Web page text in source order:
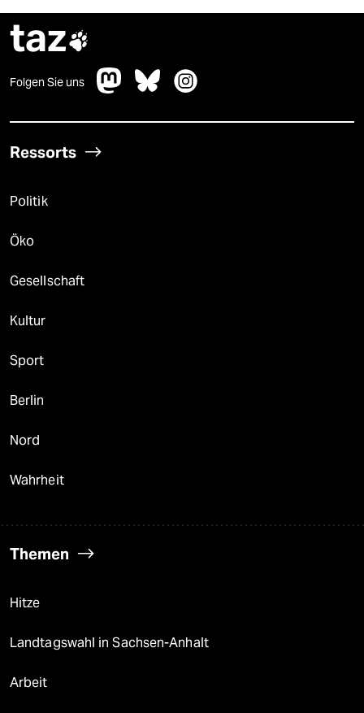
taz
Folgen Sie uns
Ressorts
Politik
Öko
Gesellschaft
Kultur
Sport
Berlin
Nord
Wahrheit
Themen
Hitze
Landtagswahl in Sachsen-Anhalt
Arbeit